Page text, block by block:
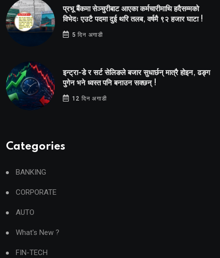
प्रभू बैंकमा सेञ्चुरीबाट आएका कर्मचारीमाथि हदैसम्मको
विभेदः एउटै पदमा दुई थरि तलब, वर्षमै ९२ हजार घाटा !
5 दिन अगाडी
इन्ट्रा-डे र सर्ट सेलिङले बजार सुधार्छन् मात्रै होइन, ढङ्ग
पुगेन भने ध्वस्त पनि बनाउन सक्छन् !
12 दिन अगाडी
Categories
BANKING
CORPORATE
AUTO
What's New ?
FIN-TECH